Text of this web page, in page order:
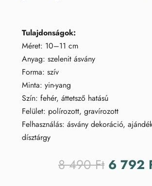
Tulajdonságok:
Méret: 10–11 cm
Anyag: szelenit ásvány
Forma: szív
Minta: yin-yang
Szín: fehér, áttetsző hatású
Felület: polírozott, gravírozott
Felhasználás: ásvány dekoráció,
dísztárgy
8 490Ft Original
6 792